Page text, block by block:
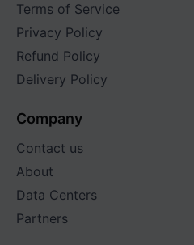
Terms of Service
Privacy Policy
Refund Policy
Delivery Policy
Company
Contact us
About
Data Centers
Partners